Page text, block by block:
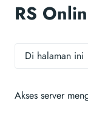
RS
Di halaman ini
Akses server